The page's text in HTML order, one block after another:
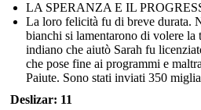
LA SPERANZA E IL
La loro felicità fu di breve durata.
bianchi si lamentarono di volere la
indiano che aiutò Sarah fu
che pose fine ai programmi e
Paiute. Sono stati inviati 350
Deslizar: 11